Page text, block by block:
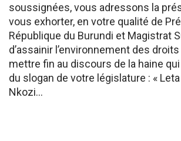
soussignées, vous adressons la
vous exhorter, en votre qualité de
République du Burundi et Magistrat
d’assainir l’environnement des
mettre fin au discours de la haine qui
du slogan de votre législature : «
Nkozi…